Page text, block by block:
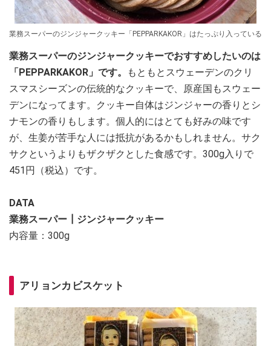
業務スーパーのジンジャークッキー「PEPPARKAKOR」はたっぷり入っている
業務スーパーのジンジャークッキーでおすすめしたいのは
「PEPPARKAKOR」です。
もともとスウェーデンのクリ
スマスシーズンの伝統的なクッキーで、原産国もスウェー
デンになってます。クッキー自体はジンジャーの香りとシ
ナモンの香りもします。個人的にはとても好みの味です
が、生姜が苦手な人には抵抗があるかもしれません。サク
サクというよりもザクザクとした食感です。300g入りで
451円（税込）です。
DATA
業務スーパー┃ジンジャークッキー
内容量：300g
アリョンカビスケット